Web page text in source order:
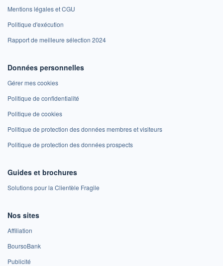
Mentions légales et CGU
Politique d'exécution
Rapport de meilleure sélection 2024
Données personnelles
Gérer mes cookies
Politique de confidentialité
Politique de cookies
Politique de protection des données membres et visiteurs
Politique de protection des données prospects
Guides et brochures
Solutions pour la Clientèle Fragile
Nos sites
Affiliation
BoursoBank
Publicité